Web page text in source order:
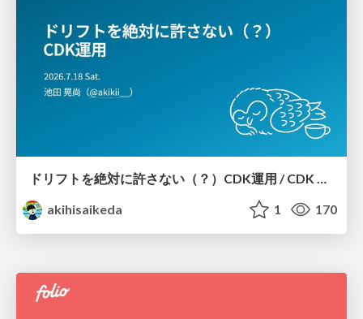
ドリフトを絶対に許さない（？）CDK運用 / CDK Ops with Zero Tolerance for Drifts (?)
akihisaikeda
1 170